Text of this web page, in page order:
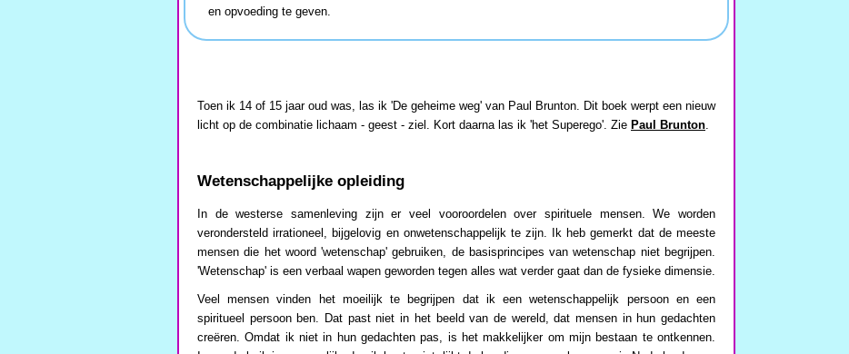
en opvoeding te geven.
Toen ik 14 of 15 jaar oud was, las ik 'De geheime weg' van Paul Brunton. Dit boek werpt een nieuw
licht op de combinatie lichaam - geest - ziel. Kort daarna las ik 'het Superego'. Zie Paul Brunton.
Wetenschappelijke opleiding
In de westerse samenleving zijn er veel vooroordelen over spirituele mensen. We worden
verondersteld irrationeel, bijgelovig en onwetenschappelijk te zijn. Ik heb gemerkt dat de meeste
mensen die het woord 'wetenschap' gebruiken, de basisprincipes van wetenschap niet begrijpen.
'Wetenschap' is een verbaal wapen geworden tegen alles wat verder gaat dan de fysieke dimensie.
Veel mensen vinden het moeilijk te begrijpen dat ik een wetenschappelijk persoon en een
spiritueel persoon ben. Dat past niet in het beeld van de wereld, dat mensen in hun gedachten
creëren. Omdat ik niet in hun gedachten pas, is het makkelijker om mijn bestaan te ontkennen.